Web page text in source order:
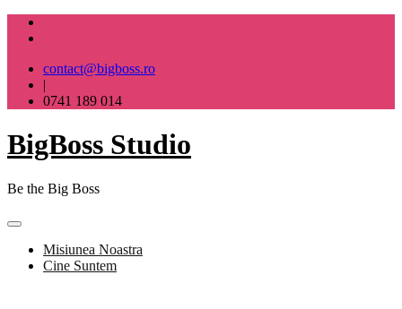
Skip
contact@bigboss.ro
|
0741 189 014
BigBoss Studio
Be the Big Boss
Misiunea Noastra
Cine Suntem